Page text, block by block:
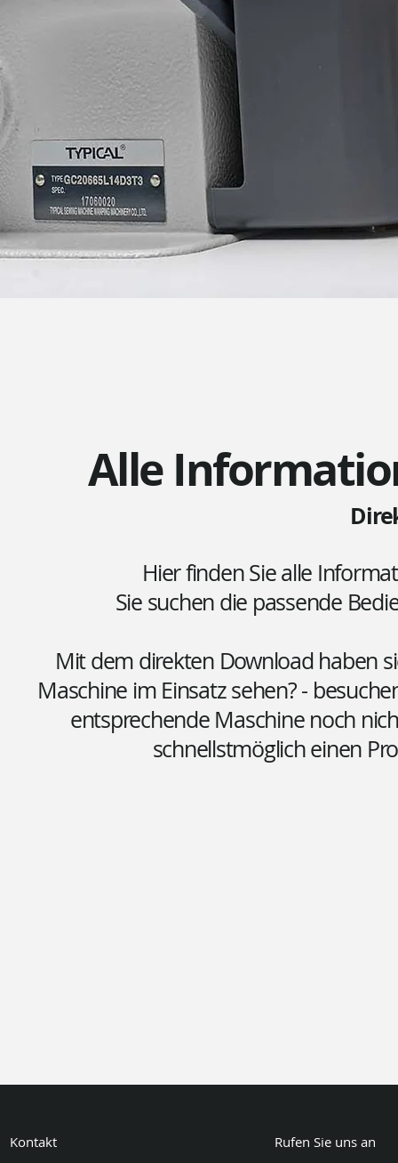
Alle
Hier finden Sie alle
Sie suchen die passende
Mit dem direkten Download haben
Maschine im Einsatz sehen? -
entsprechende Maschine noch
schnellstmöglich einen
Kontakt Rufen Sie uns an